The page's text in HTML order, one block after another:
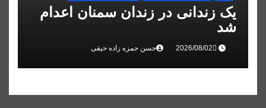
یک زندانی در زندان سمنان اعدام
شد
حسن حمزه زاده حیقی